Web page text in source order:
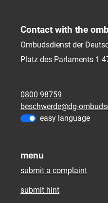
Contact with the
Ombudsdienst der
Platz des Parlaments 1
0800 98759
beschwerde@dg-
easy language
menu
submit a complaint
submit hint